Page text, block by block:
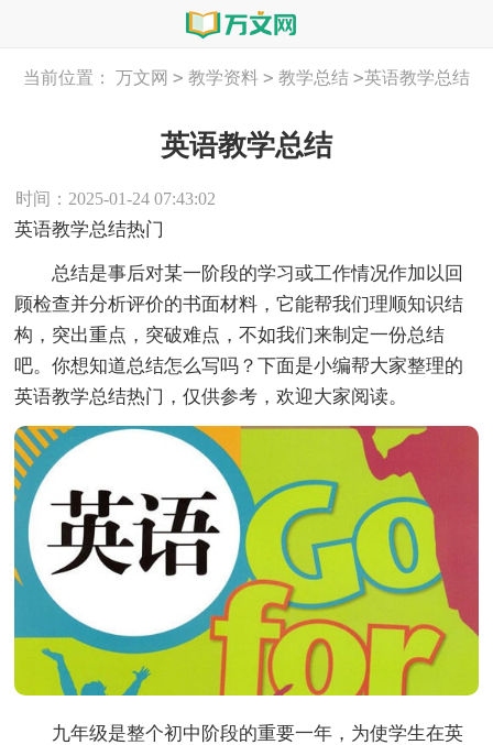
当前位置： 万文网 > 教学资料 > 教学总结 >英语教学总结
英语教学总结
时间：2025-01-24 07:43:02
英语教学总结热门
总结是事后对某一阶段的学习或工作情况作加以回
顾检查并分析评价的书面材料，它能帮我们理顺知识结
构，突出重点，突破难点，不如我们来制定一份总结
吧。你想知道总结怎么写吗？下面是小编帮大家整理的
英语教学总结热门，仅供参考，欢迎大家阅读。
九年级是整个初中阶段的重要一年，为使学生在英